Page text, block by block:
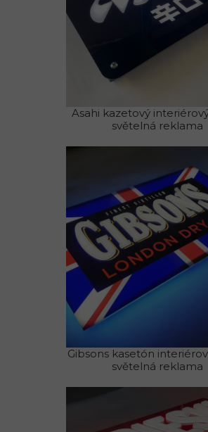
Asahi kazetový
světelná reklama
Gibsons kasetón
světelná reklama